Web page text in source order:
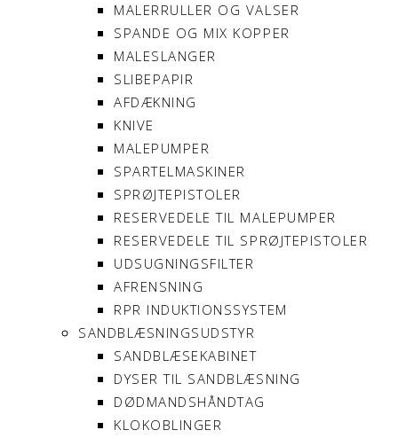
MALERRULLER OG VALSER
SPANDE OG MIX KOPPER
MALESLANGER
SLIBEPAPIR
AFDÆKNING
KNIVE
MALEPUMPER
SPARTELMASKINER
SPRØJTEPISTOLER
RESERVEDELE TIL MALEPUMPER
RESERVEDELE TIL SPRØJTEPISTOLER
UDSUGNINGSFILTER
AFRENSNING
RPR INDUKTIONSSYSTEM
SANDBLÆSNINGSUDSTYR
SANDBLÆSEKABINET
DYSER TIL SANDBLÆSNING
DØDMANDSHÅNDTAG
KLOKOBLINGER